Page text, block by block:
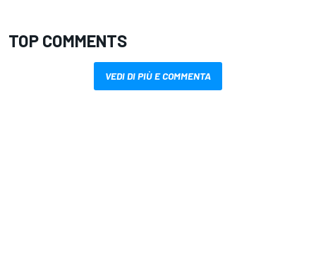
TOP COMMENTS
VEDI DI PIÙ E COMMENTA